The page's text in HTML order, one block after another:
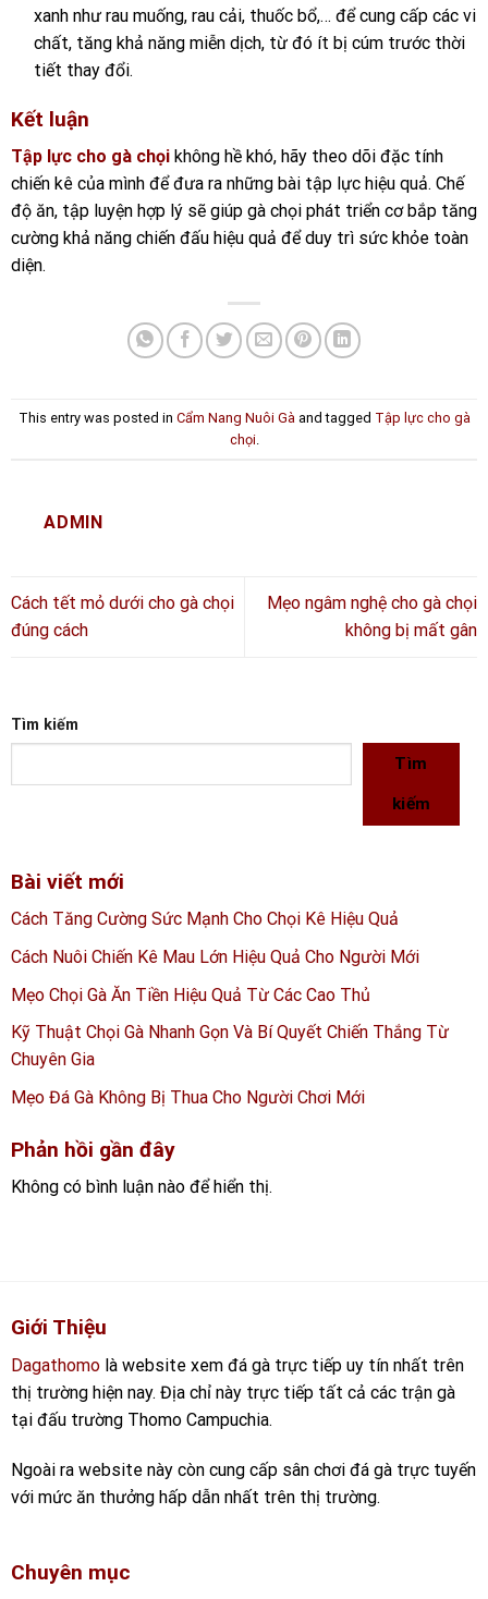
xanh như rau muống, rau cải, thuốc bổ,… để cung cấp các vi
chất, tăng khả năng miễn dịch, từ đó ít bị cúm trước thời
tiết thay đổi.
Kết luận
Tập lực cho gà chọi không hề khó, hãy theo dõi đặc tính
chiến kê của mình để đưa ra những bài tập lực hiệu quả. Chế
độ ăn, tập luyện hợp lý sẽ giúp gà chọi phát triển cơ bắp tăng
cường khả năng chiến đấu hiệu quả để duy trì sức khỏe toàn
diện.
This entry was posted in Cẩm Nang Nuôi Gà and tagged Tập lực cho gà
chọi.
ADMIN
Cách tết mỏ dưới cho gà chọi
đúng cách
Mẹo ngâm nghệ cho gà chọi
không bị mất gân
Tìm kiếm
Tìm
kiếm
Bài viết mới
Cách Tăng Cường Sức Mạnh Cho Chọi Kê Hiệu Quả
Cách Nuôi Chiến Kê Mau Lớn Hiệu Quả Cho Người Mới
Mẹo Chọi Gà Ăn Tiền Hiệu Quả Từ Các Cao Thủ
Kỹ Thuật Chọi Gà Nhanh Gọn Và Bí Quyết Chiến Thắng Từ
Chuyên Gia
Mẹo Đá Gà Không Bị Thua Cho Người Chơi Mới
Phản hồi gần đây
Không có bình luận nào để hiển thị.
Giới Thiệu
Dagathomo là website xem đá gà trực tiếp uy tín nhất trên
thị trường hiện nay. Địa chỉ này trực tiếp tất cả các trận gà
tại đấu trường Thomo Campuchia.
Ngoài ra website này còn cung cấp sân chơi đá gà trực tuyến
với mức ăn thưởng hấp dẫn nhất trên thị trường.
Chuyên mục